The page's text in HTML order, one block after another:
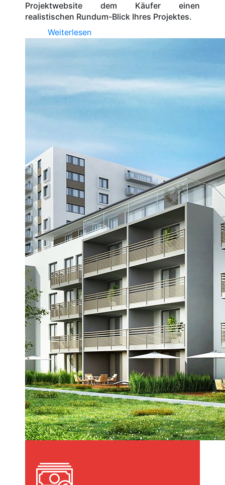
Projektwebsite dem Käufer einen
realistischen Rundum-Blick Ihres Projektes.
Weiterlesen